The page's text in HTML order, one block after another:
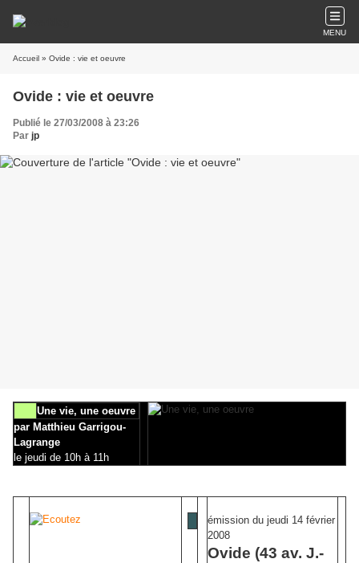
MENU
Accueil » Ovide : vie et oeuvre
Ovide : vie et oeuvre
Publié le 27/03/2008 à 23:26
Par jp
Une vie, une oeuvre
par Matthieu Garrigou-
Lagrange
le jeudi de 10h à 11h
émission du jeudi 14 février
2008
Ovide (43 av. J.-